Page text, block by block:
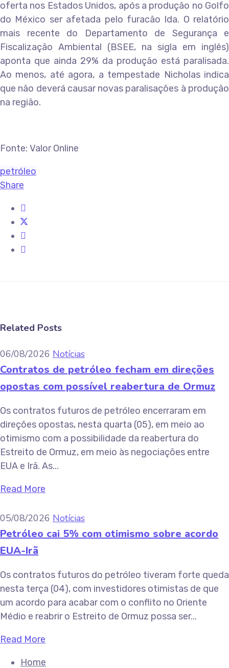
oferta nos Estados Unidos, após a produção no Golfo
do México ser afetada pelo furacão Ida. O relatório
mais recente do Departamento de Segurança e
Fiscalização Ambiental (BSEE, na sigla em inglês)
aponta que ainda 29% da produção está paralisada.
Ao menos, até agora, a tempestade Nicholas indica
que não deverá causar novas paralisações à produção
na região.
Fonte: Valor Online
petróleo
Share
Related Posts
06/08/2026 Notícias
Contratos de petróleo fecham em direções
opostas com possível reabertura de Ormuz
Os contratos futuros de petróleo encerraram em
direções opostas, nesta quarta (05), em meio ao
otimismo com a possibilidade da reabertura do
Estreito de Ormuz, em meio às negociações entre
EUA e Irã. As...
Read More
05/08/2026 Notícias
Petróleo cai 5% com otimismo sobre acordo
EUA-Irã
Os contratos futuros do petróleo tiveram forte queda
nesta terça (04), com investidores otimistas de que
um acordo para acabar com o conflito no Oriente
Médio e reabrir o Estreito de Ormuz possa ser...
Read More
Home